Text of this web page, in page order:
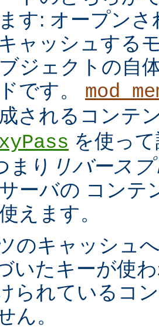
す: オープン
ャッシュする
ジェクトの自
です。
されるコンテ
を使っ
まり リバース
ーバの コンテ
えます。
のキャッシュ
いたキーが使
られているコ
ん。